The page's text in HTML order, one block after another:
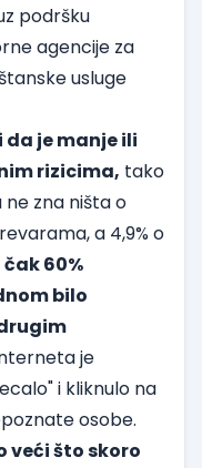
podršku
agencije za
usluge
je manje ili
rizicima, tako
ne zna ništa o
a 4,9% o
čak 60%
bilo
je
i kliknulo na
osobe.
veći što skoro